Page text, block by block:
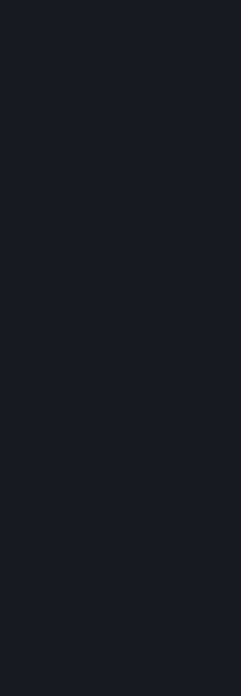
si el DLC sube de nivel
juego). Estas excepciones
reembolsables en la página de
Reembolsos en compras
Steam ofrecerá reembolsos
cualquier juego desarrollado
horas tras su adquisición,
consumido, modificado o
tendrán la opción de activar
adquiridos dentro de sus
Steam te informará en el
desarrollador ha optado por
que vas a adquirir. De lo
de juegos no desarrollados por
Reembolsos de títulos
Cuando compras un título en
lanzamiento, se aplica el límite
(con excepción de las pruebas
para recibir un reembolso no
lanzamiento. Por ejemplo, si
contará para las dos horas de
reembolso. Si precompras un
fecha de lanzamiento, puedes
momento antes de la fecha de
periodo de 14 días/dos horas
reembolso se aplicará a partir